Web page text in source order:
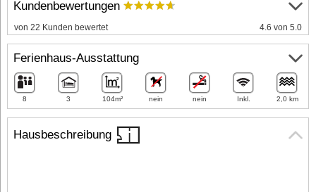
Hausbeschreibung
Kundenbewertungen
von 22 Kunden bewertet 4.6 von 5.0
Ferienhaus-Ausstattung
8 3 104m² nein nein Inkl. 2,0 km